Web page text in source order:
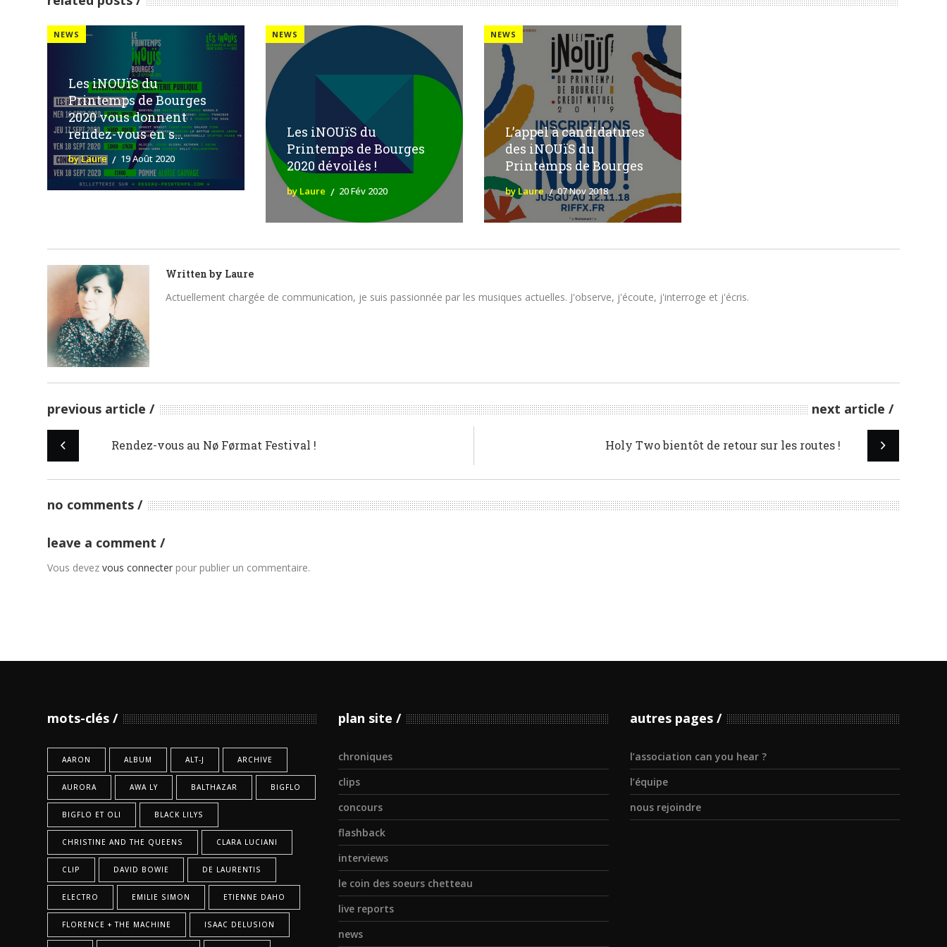
NEWS
Les iNOUïS du
Printemps de Bourges
2020 vous donnent
rendez-vous en s...
by Laure 19 Août 2020
NEWS
Les iNOUïS du
Printemps de Bourges
2020 dévoilés !
by Laure 20 Fév 2020
NEWS
L’appel à candidatures
des iNOUïS du
Printemps de Bourges
by Laure 07 Nov 2018
Written by Laure
Actuellement chargée de communication, je suis passionnée par les musiques actuelles. J'observe, j'écoute, j'interroge et j'écris.
previous article next article
Rendez-vous au Nø Førmat Festival ! Holy Two bientôt de retour sur les routes !
no comments
leave a comment
Vous devezvous connecter pour publier un commentaire.
mots-clés
AARON ALBUM ALT-J ARCHIVE
AURORA AWA LY BALTHAZAR BIGFLO
BIGFLO ET OLI BLACK LILYS
CHRISTINE AND THE QUEENS CLARA LUCIANI
CLIP DAVID BOWIE DE LAURENTIS
ELECTRO EMILIE SIMON ETIENNE DAHO
FLORENCE + THE MACHINE ISAAC DELUSION
plan site
chroniques
clips
concours
flashback
interviews
le coin des soeurs chetteau
live reports
news
autres pages
l’association can you hear ?
l’équipe
nous rejoindre